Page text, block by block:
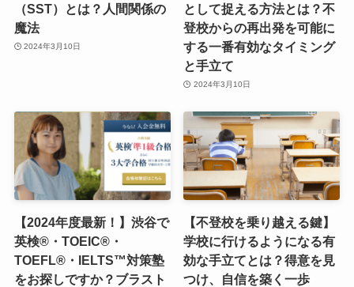
（SST）とは？人間関係の
魔法
2024年3月10日
として捉える方法とは？不
登校からの再出発を可能に
する一番有効なタイミング
と手立て
2024年3月10日
【2024年度最新！】渋谷で
英検®・TOEIC®・
TOEFL®・IELTS™対策塾
をお探しですか？ブラスト
【不登校を乗り越える鍵】
学校に行けるようになる有
効な手立てとは？得意を見
つけ、自信を築く一歩